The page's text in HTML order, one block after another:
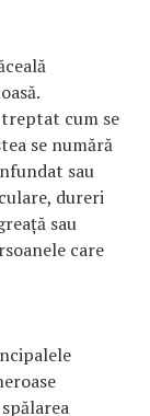
cum se
se numără
sau
dureri
sau
care